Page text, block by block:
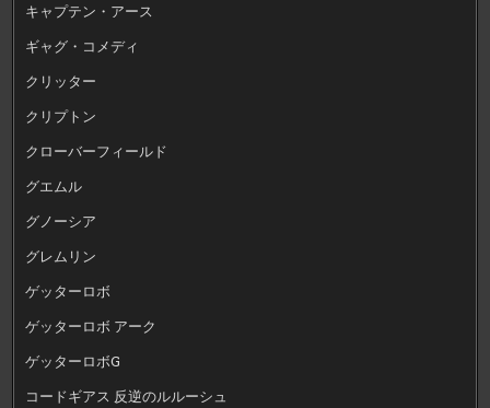
キャプテン・アース
ギャグ・コメディ
クリッター
クリプトン
クローバーフィールド
グエムル
グノーシア
グレムリン
ゲッターロボ
ゲッターロボ アーク
ゲッターロボG
コードギアス 反逆のルルーシュ